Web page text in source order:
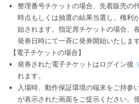
整理番号チケットの場合、先着販売の
時点もしくは抽選の結果当選し、権利
始されます。指定席チケットの場合、
発券日時にて一斉に発券開始いたします
【電子チケットの場合】
発券された電子チケットはログイン後
れます。
入場時、動作保証環境の端末をご持参
が表示された画面をご提示ください。